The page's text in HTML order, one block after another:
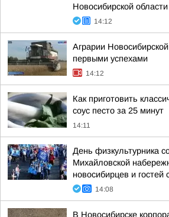
Новосибирской
14:12
Аграрии
первыми успехами
14:12
Как приготовить
соус песто за 25 минут
14:11
День физкультурника
Михайловской
новосибирцев и
14:08
В Новосибирске